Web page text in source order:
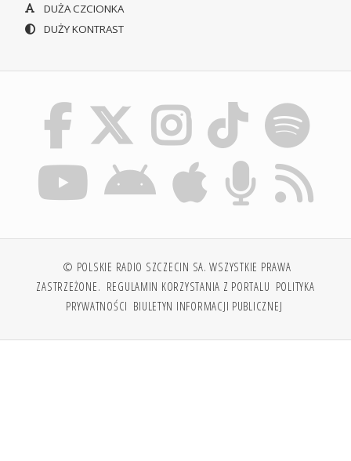
DUŻA CZCIONKA
DUŻY KONTRAST
© POLSKIE RADIO SZCZECIN SA. WSZYSTKIE PRAWA
ZASTRZEŻONE. REGULAMIN KORZYSTANIA Z PORTALU POLITYKA
PRYWATNOŚCI BIULETYN INFORMACJI PUBLICZNEJ